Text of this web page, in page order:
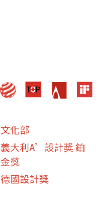
文化部
義大利A’設計獎 鉑
金獎
德國設計獎